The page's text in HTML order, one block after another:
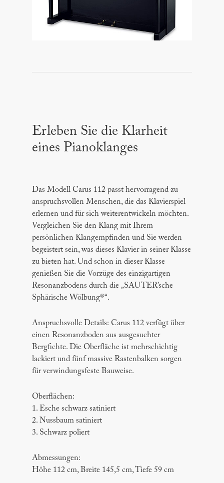
Erleben Sie die Klarheit
eines Pianoklanges
Das Modell Carus 112 passt hervorragend zu
anspruchsvollen Menschen, die das Klavierspiel
erlernen und für sich weiterentwickeln möchten.
Vergleichen Sie den Klang mit Ihrem
persönlichen Klangempfinden und Sie werden
begeistert sein, was dieses Klavier in seiner Klasse
zu bieten hat. Und schon in dieser Klasse
genießen Sie die Vorzüge des einzigartigen
Resonanzbodens durch die „SAUTER’sche
Sphärische Wölbung®“.
Anspruchsvolle Details: Carus 112 verfügt über
einen Resonanzboden aus ausgesuchter
Bergfichte. Die Oberfläche ist mehrschichtig
lackiert und fünf massive Rastenbalken sorgen
für verwindungsfeste Bauweise.
Oberflächen:
1. Esche schwarz satiniert
2. Nussbaum satiniert
3. Schwarz poliert
Abmessungen:
Höhe 112 cm, Breite 145,5 cm, Tiefe 59 cm